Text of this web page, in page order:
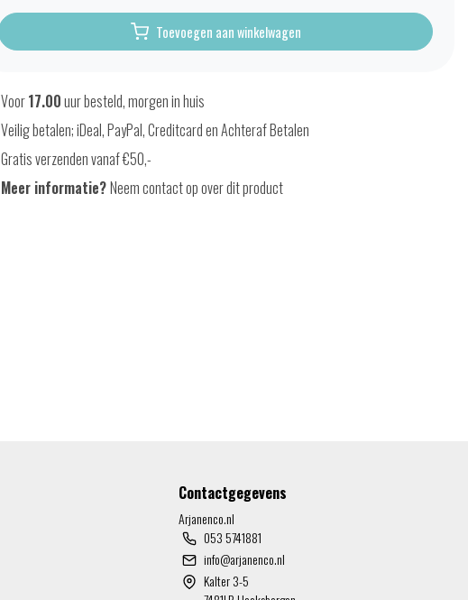
Toevoegen aan winkelwagen
Voor17.00uur besteld, morgen in huis
Veilig betalen; iDeal, PayPal, Creditcard en Achteraf Betalen
Gratis verzenden vanaf €50,-
Meer informatie?Neem contact op over dit product
Contactgegevens
Arjanenco.nl
053 5741881
info@arjanenco.nl
Kalter 3-5